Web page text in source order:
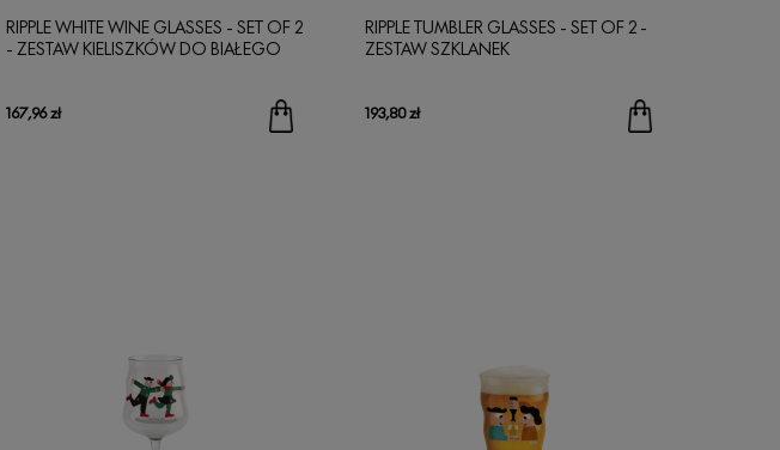
RIPPLE WHITE WINE GLASSES - SET OF 2
- ZESTAW KIELISZKÓW DO BIAŁEGO
167,96 zł
RIPPLE TUMBLER GLASSES - SET OF 2 -
ZESTAW SZKLANEK
193,80 zł